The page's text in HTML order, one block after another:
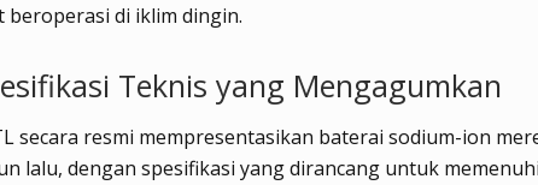
beroperasi di iklim dingin.
Teknis yang Mengagumkan
secara resmi mempresentasikan baterai sodium-ion
lalu, dengan spesifikasi yang dirancang untuk